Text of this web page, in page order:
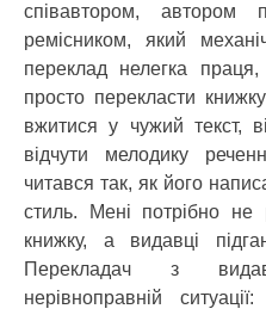
співавтором,
ремісником, який
переклад нелегка
просто перекласти
вжитися у чужий текст,
відчути мелодику
читався так, як його
стиль. Мені потрібно
книжку, а видавці
Перекладач з
нерівноправній